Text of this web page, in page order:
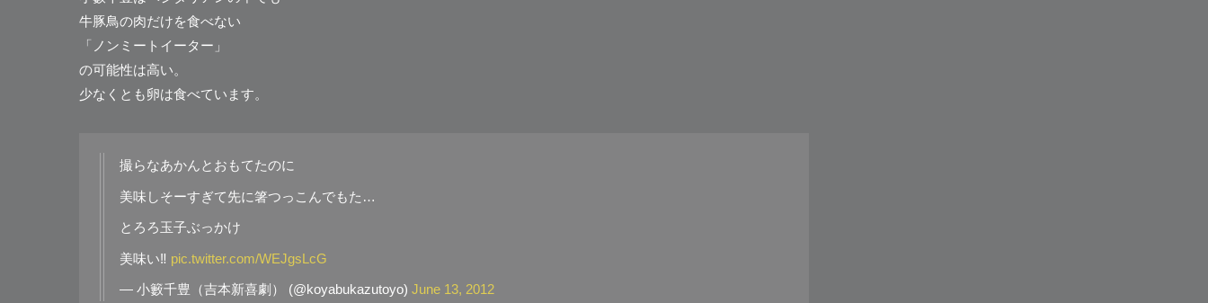
牛豚鳥の肉だけを食べない
「ノンミートイーター」
の可能性は高い。
少なくとも卵は食べています。
撮らなあかんとおもてたのに
美味しそーすぎて先に箸つっこんでもた…
とろろ玉子ぶっかけ
美味い‼ pic.twitter.com/WEJgsLcG
— 小籔千豊（吉本新喜劇） (@koyabukazutoyo) June 13, 2012